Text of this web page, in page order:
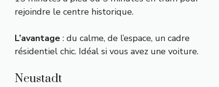
rejoindre le centre historique.
L’avantage : du calme, de l’espace, un cadre
résidentiel chic. Idéal si vous avez une voiture.
Neustadt